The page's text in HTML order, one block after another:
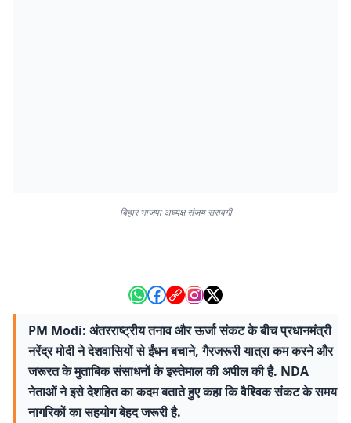
बिहार भाजपा अध्यक्ष संजय सरावगी
PM Modi: अंतरराष्ट्रीय तनाव और ऊर्जा संकट के बीच प्रधानमंत्री
नरेंद्र मोदी ने देशवासियों से ईंधन बचाने, गैरजरूरी यात्रा कम करने और
जरूरत के मुताबिक संसाधनों के इस्तेमाल की अपील की है. NDA
नेताओं ने इसे देशहित का कदम बताते हुए कहा कि वैश्विक संकट के समय
नागरिकों का सहयोग बेहद जरूरी है.